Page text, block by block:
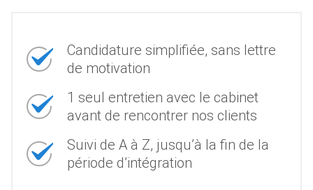
Candidature simplifiée, sans lettre
de motivation
1 seul entretien avec le cabinet
avant de rencontrer nos clients
Suivi de A à Z, jusqu’à la fin de la
période d’intégration